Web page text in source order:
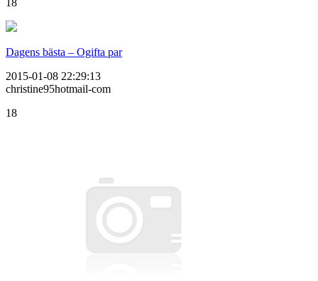
18
Dagens bästa – Ogifta par
2015-01-08 22:29:13
christine95hotmail-com
18